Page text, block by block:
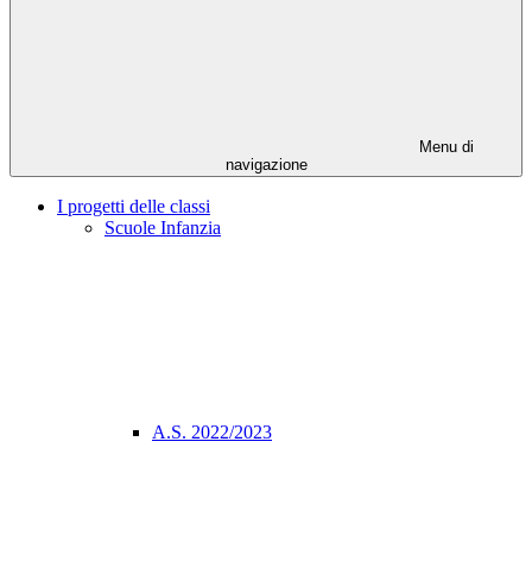
Menu di
navigazione
I progetti delle classi
Scuole Infanzia
A.S. 2022/2023